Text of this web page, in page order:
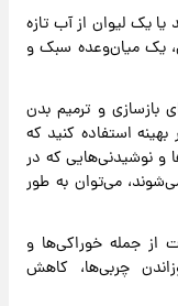
یک لیوان از آب‌ تازه
یک میان‌وعده سبک و
و ترمیم بدن
استفاده کنید که
و نوشیدنی‌هایی که در
می‌توان به طور
از جمله خوراکی‌ها و
چربی‌ها، کاهش